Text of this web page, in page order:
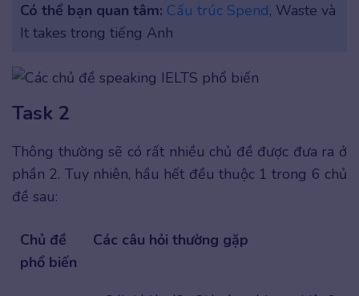
Có thể bạn quan tâm: Cấu trúc Spend, Waste và
It takes trong tiếng Anh
Task 2
Thông thường sẽ có rất nhiều chủ đề được đưa ra ở
phần 2. Tuy nhiên, hầu hết đều thuộc 1 trong 6 chủ
đề sau:
Chủ đề
phổ biến
Các câu hỏi thường gặp